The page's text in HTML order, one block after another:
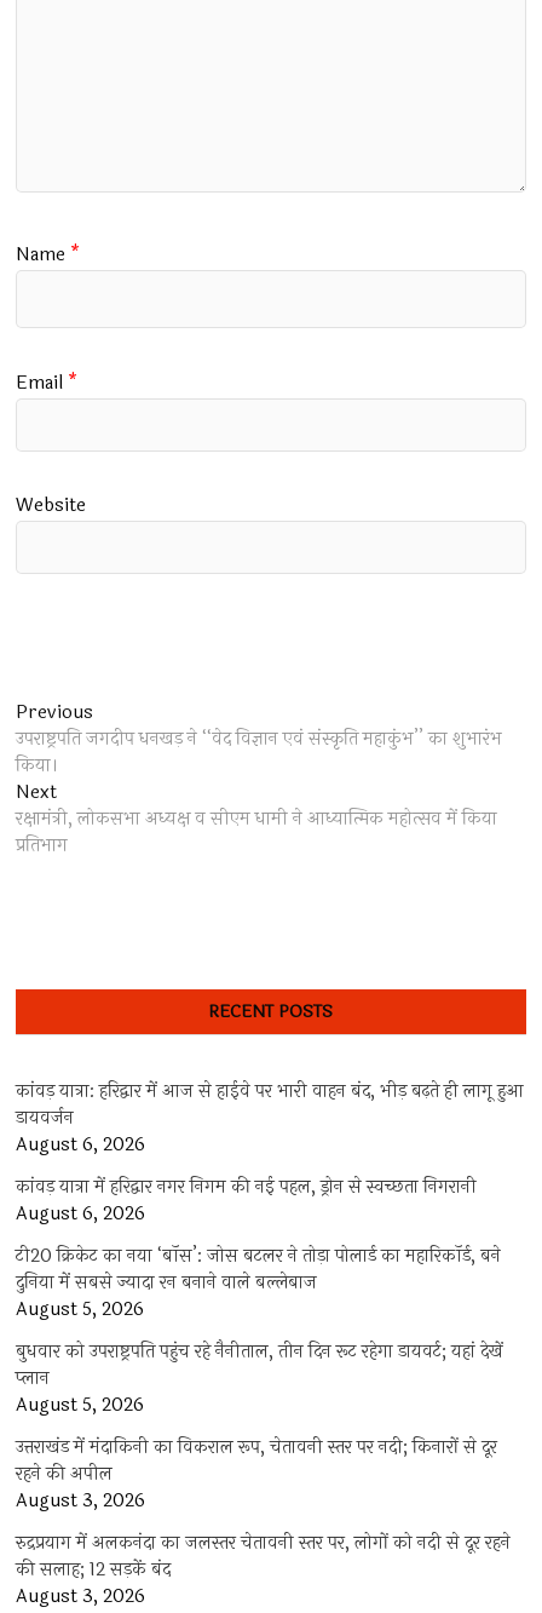
Name *
Email *
Website
Post
navigation
Previous
post:
उपराष्ट्रपति जगदीप धनखड़ ने ‘‘वेद विज्ञान एवं संस्कृति महाकुंभ’’ का शुभारंभ
किया।
NextNext
post:
रक्षामंत्री, लोकसभा अध्यक्ष व सीएम धामी ने आध्यात्मिक महोत्सव में किया
प्रतिभाग
RECENT POSTS
कांवड़ यात्रा: हरिद्वार में आज से हाईवे पर भारी वाहन बंद, भीड़ बढ़ते ही लागू हुआ
डायवर्जन
August 6, 2026
कांवड़ यात्रा में हरिद्वार नगर निगम की नई पहल, ड्रोन से स्वच्छता निगरानी
August 6, 2026
टी20 क्रिकेट का नया ‘बॉस’: जोस बटलर ने तोड़ा पोलार्ड का महारिकॉर्ड, बने
दुनिया में सबसे ज्यादा रन बनाने वाले बल्लेबाज
August 5, 2026
बुधवार को उपराष्ट्रपति पहुंच रहे नैनीताल, तीन दिन रूट रहेगा डायवर्ट; यहां देखें
प्‍लान
August 5, 2026
उत्तराखंड में मंदाकिनी का विकराल रूप, चेतावनी स्तर पर नदी; किनारों से दूर
रहने की अपील
August 3, 2026
रुद्रप्रयाग में अलकनंदा का जलस्तर चेतावनी स्तर पर, लोगों को नदी से दूर रहने
की सलाह; 12 सड़कें बंद
August 3, 2026